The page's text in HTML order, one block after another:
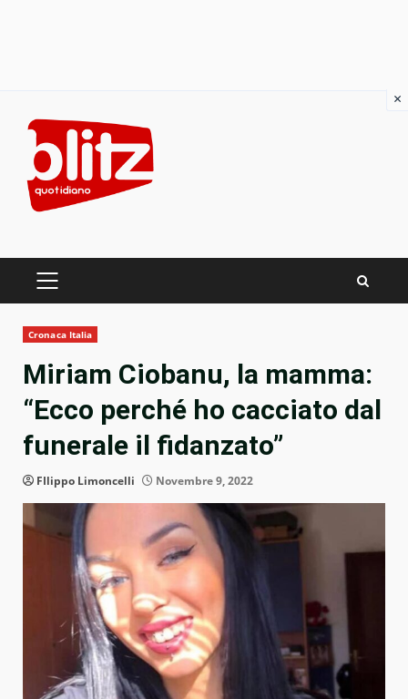
content
PRIMARY
Cronaca Italia
Miriam Ciobanu, la mamma:
“Ecco perché ho cacciato dal
funerale il fidanzato”
FIlippo Limoncelli Novembre 9, 2022
×